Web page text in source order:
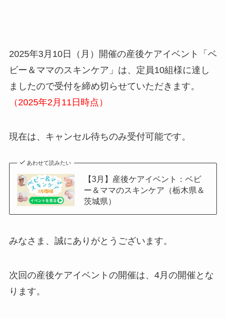
2025年3月10日（月）開催の産後ケアイベント「ベ
ビー＆ママのスキンケア」は、定員10組様に達し
ましたので受付を締め切らせていただきます。
（2025年2月11日時点）
現在は、キャンセル待ちのみ受付可能です。
あわせて読みたい
【3月】産後ケアイベント：ベビ
ー＆ママのスキンケア（栃木県＆
茨城県）
みなさま、誠にありがとうございます。
次回の産後ケアイベントの開催は、4月の開催とな
ります。